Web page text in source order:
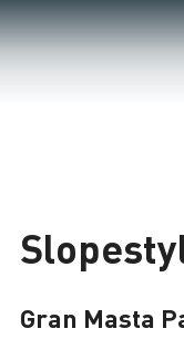
Gran Masta